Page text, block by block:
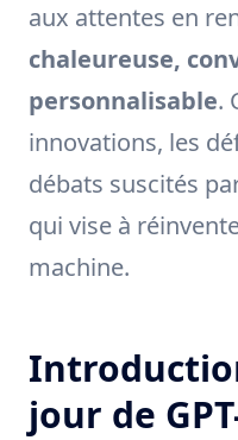
aux attentes en
chaleureuse,
personnalisable.
innovations, les
débats suscités
qui vise à
machine.
jour de